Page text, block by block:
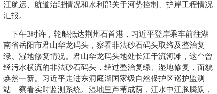
江航运、航道治理情况和水利部关于河势控制、护岸工程情况
汇报。
下午3时许，轮船抵达荆州石首港，习近平登岸乘车前往湖
南省岳阳市君山华龙码头，察看非法砂石码头取缔及整治复
绿、湿地修复情况。君山华龙码头地处长江干流河滩，这个曾
经污水横流的非法砂石码头，经过整治复绿、湿地修复，面貌
焕然一新。习近平走进东洞庭湖国家级自然保护区巡护监测
站，察看实时监测系统。湿地里芦苇成荫，江水中江豚腾跃，